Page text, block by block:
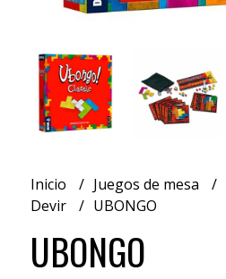
Inicio Juegos de mesa
Devir
UBONGO
UBONGO